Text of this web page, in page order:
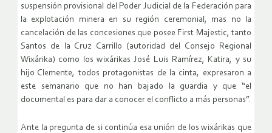
suspensión provisional del Poder Judicial de la Federación para
la explotación minera en su región ceremonial, mas no la
cancelación de las concesiones que posee First Majestic, tanto
Santos de la Cruz Carrillo (autoridad del Consejo Regional
Wixárika) como los wixárikas José Luis Ramírez, Katira, y su
hijo Clemente, todos protagonistas de la cinta, expresaron a
este semanario que no han bajado la guardia y que “el
documental es para dar a conocer el conflicto a más personas”.
Ante la pregunta de si continúa esa unión de los wixárikas que